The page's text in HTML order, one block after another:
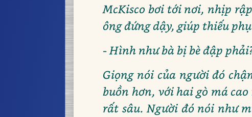
McKisco bơi tới nơi, nhịp
ông đứng dậy, giúp thiếu
- Hình như bà bị bè đập
Giọng nói của người đó
buồn hơn, với hai gò má
rất sâu. Người đó nói như